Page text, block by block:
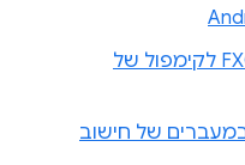
שימוש ב-DXC במקום ב-FXC לקימפול של
של חישוב